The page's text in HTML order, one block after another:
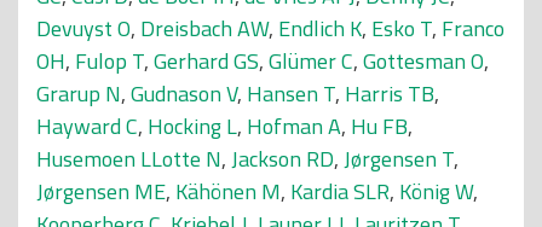
Devuyst O, Dreisbach AW, Endlich K, Esko T, Franco
OH, Fulop T,Gerhard GS,Glümer C,Gottesman O,
Grarup N,Gudnason V, Hansen T, Harris TB,
Hayward C, Hocking L, Hofman A, Hu FB,
Husemoen LLotte N,Jackson RD,Jørgensen T,
Jørgensen ME, Kähönen M, Kardia SLR, König W,